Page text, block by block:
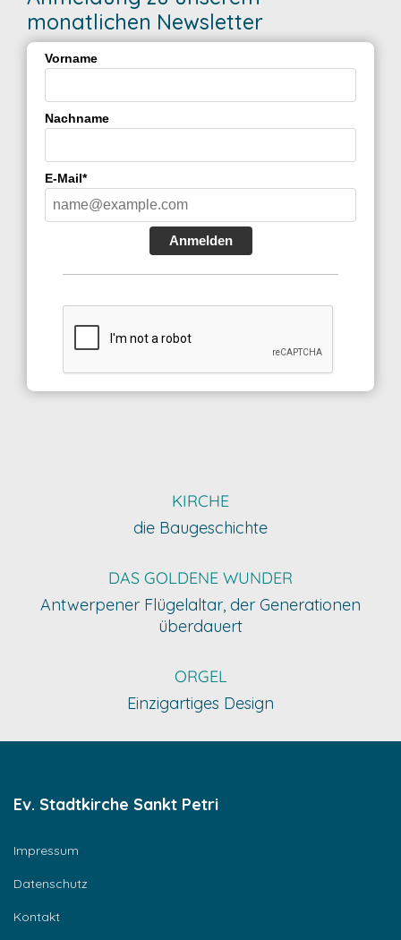
monatlichen Newsletter
Vorname
Nachname
E-Mail*
Anmelden
KIRCHE
die Baugeschichte
DAS GOLDENE WUNDER
Antwerpener Flügelaltar, der Generationen
überdauert
ORGEL
Einzigartiges Design
Ev. Stadtkirche Sankt Petri
Impressum
Datenschutz
Kontakt